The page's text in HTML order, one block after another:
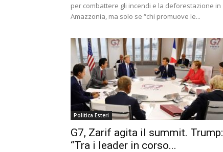
per combattere gli incendi e la deforestazione in
Amazzonia, ma solo se “chi promuove le...
Politica Esteri
G7, Zarif agita il summit. Trump:
“Tra i leader in corso...